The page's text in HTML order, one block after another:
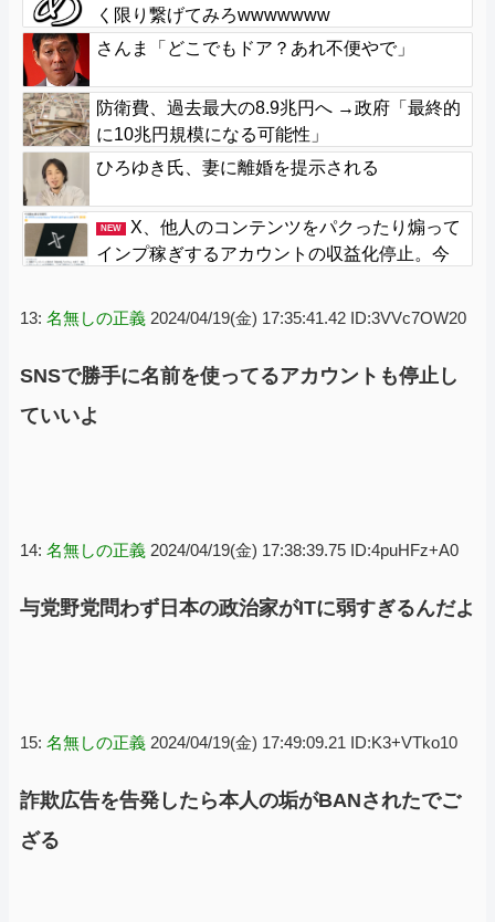
く限り繋げてみろwwwwwww
さんま「どこでもドア？あれ不便やで」
防衛費、過去最大の8.9兆円へ →政府「最終的
に10兆円規模になる可能性」
ひろゆき氏、妻に離婚を提示される
NEW
X、他人のコンテンツをパクったり煽って
インプ稼ぎするアカウントの収益化停止。今
13: 名無しの正義 2024/04/19(金) 17:35:41.42 ID:3VVc7OW20
SNSで勝手に名前を使ってるアカウントも停止し
ていいよ
14: 名無しの正義 2024/04/19(金) 17:38:39.75 ID:4puHFz+A0
与党野党問わず日本の政治家がITに弱すぎるんだよ
15: 名無しの正義 2024/04/19(金) 17:49:09.21 ID:K3+VTko10
詐欺広告を告発したら本人の垢がBANされたでご
ざる